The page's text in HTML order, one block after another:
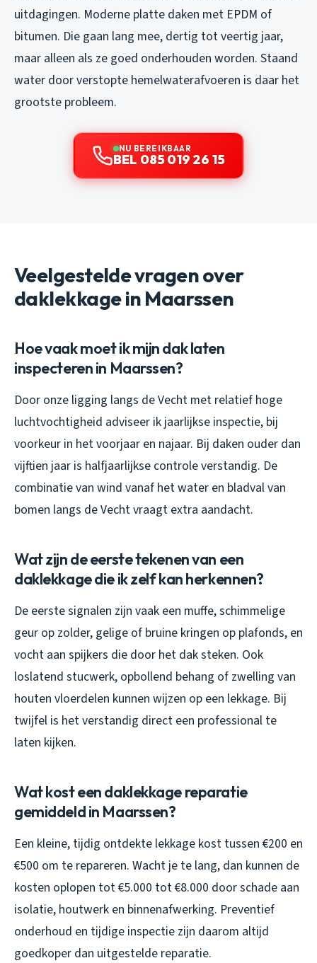
uitdagingen. Moderne platte daken met EPDM of
bitumen. Die gaan lang mee, dertig tot veertig jaar,
maar alleen als ze goed onderhouden worden. Staand
water door verstopte hemelwaterafvoeren is daar het
grootste probleem.
NU BEREIKBAAR
BEL 085 019 26 15
Veelgestelde vragen over
daklekkage in Maarssen
Hoe vaak moet ik mijn dak laten
inspecteren in Maarssen?
Door onze ligging langs de Vecht met relatief hoge
luchtvochtigheid adviseer ik jaarlijkse inspectie, bij
voorkeur in het voorjaar en najaar. Bij daken ouder dan
vijftien jaar is halfjaarlijkse controle verstandig. De
combinatie van wind vanaf het water en bladval van
bomen langs de Vecht vraagt extra aandacht.
Wat zijn de eerste tekenen van een
daklekkage die ik zelf kan herkennen?
De eerste signalen zijn vaak een muffe, schimmelige
geur op zolder, gelige of bruine kringen op plafonds, en
vocht aan spijkers die door het dak steken. Ook
loslatend stucwerk, opbollend behang of zwelling van
houten vloerdelen kunnen wijzen op een lekkage. Bij
twijfel is het verstandig direct een professional te
laten kijken.
Wat kost een daklekkage reparatie
gemiddeld in Maarssen?
Een kleine, tijdig ontdekte lekkage kost tussen €200 en
€500 om te repareren. Wacht je te lang, dan kunnen de
kosten oplopen tot €5.000 tot €8.000 door schade aan
isolatie, houtwerk en binnenafwerking. Preventief
onderhoud en tijdige inspectie zijn daarom altijd
goedkoper dan uitgestelde reparatie.